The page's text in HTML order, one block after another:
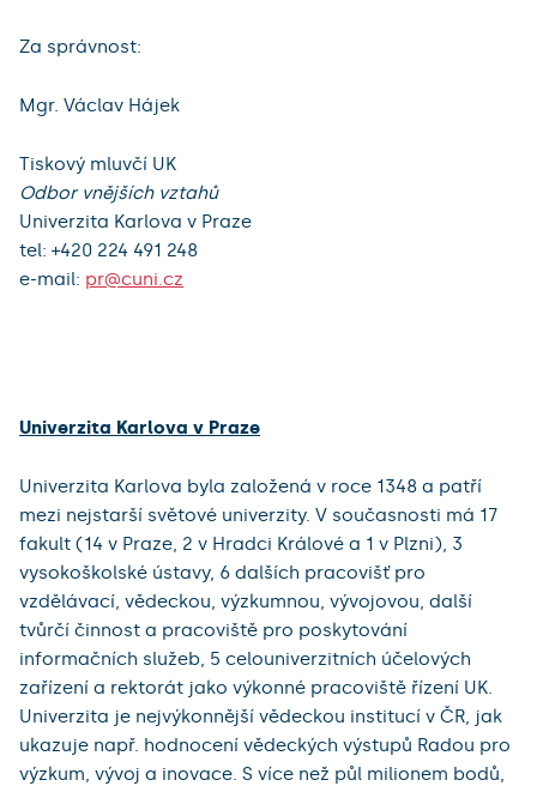
Za správnost:
Mgr. Václav Hájek
Tiskový mluvčí UK
Odbor vnějších vztahů
Univerzita Karlova v Praze
tel: +420 224 491 248
e-mail: pr@cuni.cz
Univerzita Karlova v Praze
Univerzita Karlova byla založená v roce 1348 a patří
mezi nejstarší světové univerzity. V současnosti má 17
fakult (14 v Praze, 2 v Hradci Králové a 1 v Plzni), 3
vysokoškolské ústavy, 6 dalších pracovišť pro
vzdělávací, vědeckou, výzkumnou, vývojovou, další
tvůrčí činnost a pracoviště pro poskytování
informačních služeb, 5 celouniverzitních účelových
zařízení a rektorát jako výkonné pracoviště řízení UK.
Univerzita je nejvýkonnější vědeckou institucí v ČR, jak
ukazuje např. hodnocení vědeckých výstupů Radou pro
výzkum, vývoj a inovace. S více než půl milionem bodů,